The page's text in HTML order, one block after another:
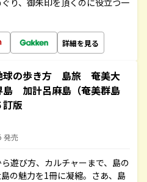
り、御朱印を頂くのに役立つ一
詳細を見る
の歩き方 島旅 奄美大
加計呂麻島（奄美群島
版
発売
遊び方、カルチャーまで、島の
の魅力を1冊に凝縮。さあ、島